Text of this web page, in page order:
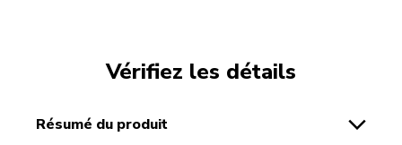
Vérifiez les détails
résumé du produit